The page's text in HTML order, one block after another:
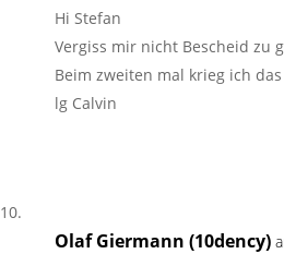
Hi Stefan
Vergiss mir nicht Bescheid zu
Beim zweiten mal krieg ich
lg Calvin
Olaf Giermann (10dency)